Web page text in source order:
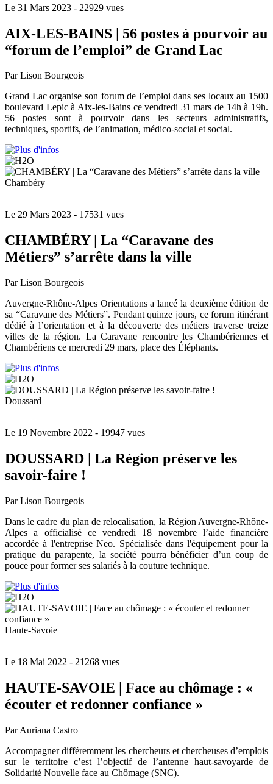
Le 31 Mars 2023 - 22929 vues
AIX-LES-BAINS | 56 postes à pourvoir au
“forum de l’emploi” de Grand Lac
Par Lison Bourgeois
Grand Lac organise son forum de l’emploi dans ses locaux au 1500
boulevard Lepic à Aix-les-Bains ce vendredi 31 mars de 14h à 19h.
56 postes sont à pourvoir dans les secteurs administratifs,
techniques, sportifs, de l’animation, médico-social et social.
Chambéry
Le 29 Mars 2023 - 17531 vues
CHAMBÉRY | La “Caravane des
Métiers” s’arrête dans la ville
Par Lison Bourgeois
Auvergne-Rhône-Alpes Orientations a lancé la deuxième édition de
sa “Caravane des Métiers”. Pendant quinze jours, ce forum itinérant
dédié à l’orientation et à la découverte des métiers traverse treize
villes de la région. La Caravane rencontre les Chambériennes et
Chambériens ce mercredi 29 mars, place des Éléphants.
Doussard
Le 19 Novembre 2022 - 19947 vues
DOUSSARD | La Région préserve les
savoir-faire !
Par Lison Bourgeois
Dans le cadre du plan de relocalisation, la Région Auvergne-Rhône-
Alpes a officialisé ce vendredi 18 novembre l’aide financière
accordée à l'entreprise Neo. Spécialisée dans l'équipement pour la
pratique du parapente, la société pourra bénéficier d’un coup de
pouce pour former ses salariés à la couture technique.
Haute-Savoie
Le 18 Mai 2022 - 21268 vues
HAUTE-SAVOIE | Face au chômage : «
écouter et redonner confiance »
Par Auriana Castro
Accompagner différemment les chercheurs et chercheuses d’emplois
sur le territoire c’est l’objectif de l’antenne haut-savoyarde de
Solidarité Nouvelle face au Chômage (SNC).